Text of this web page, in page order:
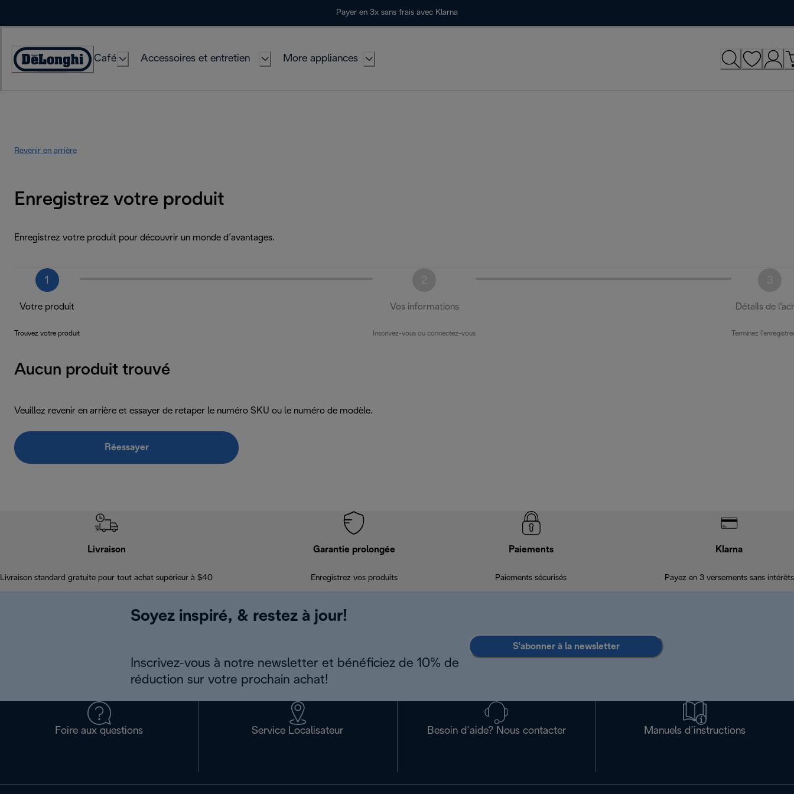
Payer en 3x sans frais avec Klarna
Déclaration
Café Accessoires et entretien More appliances
Revenir en arrière
Enregistrez votre produit
Enregistrez votre produit pour découvrir un monde d’avantages.
1
Votre produit
Trouvez votre produit
Vos informations
Inscrivez-vous ou connectez-vous
Détails de
Terminez
Aucun produit trouvé
Veuillez revenir en arrière et essayer de retaper le numéro SKU ou le numéro de modèle.
Réessayer
Livraison
Livraison standard gratuite pour tout achat supérieur à $40
Garantie prolongée
Enregistrez vos produits
Paiements
Paiements sécurisés
Klarna
Payez en 3 versements sans intérêts
Soyez inspiré, & restez à jour!
Inscrivez-vous à notre newsletter et bénéficiez de 10% de
réduction sur votre prochain achat!
S'abonner à la newsletter
Foire aux questions Service Localisateur Besoin d’aide? Nous contacter Manuels d’instructions